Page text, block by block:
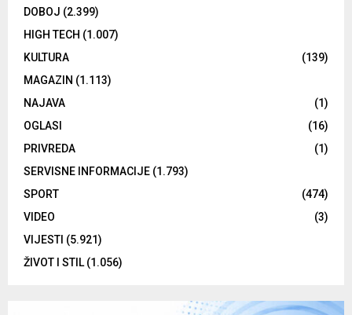
DOBOJ (2.399)
HIGH TECH (1.007)
KULTURA
(139)
MAGAZIN (1.113)
NAJAVA
(1)
OGLASI
(16)
PRIVREDA
(1)
SERVISNE INFORMACIJE (1.793)
SPORT
(474)
VIDEO
(3)
VIJESTI (5.921)
ŽIVOT I STIL (1.056)